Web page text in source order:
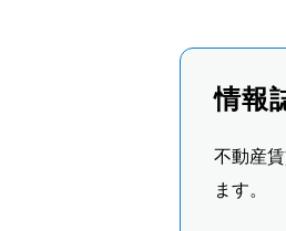
情報
不動産
ます。